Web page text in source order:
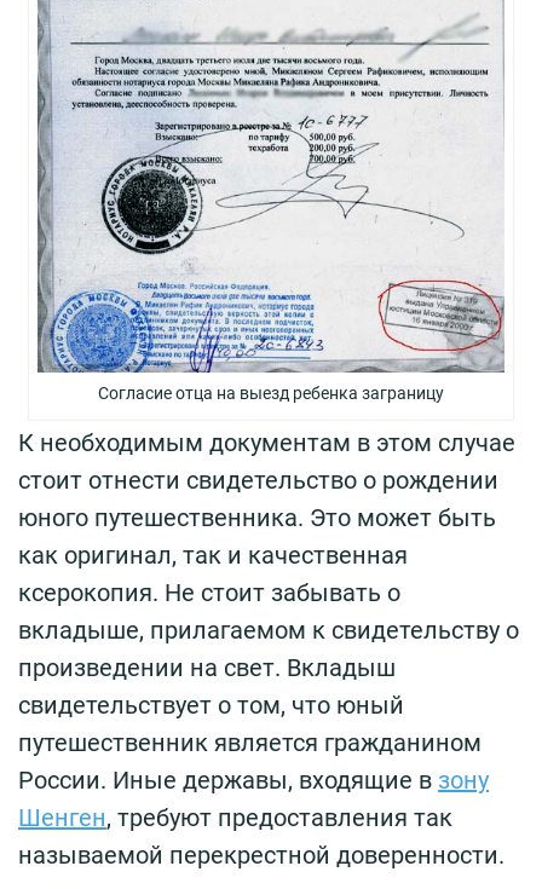
Согласие отца на выезд ребенка заграницу
К необходимым документам в этом случае
стоит отнести свидетельство о рождении
юного путешественника. Это может быть
как оригинал, так и качественная
ксерокопия. Не стоит забывать о
вкладыше, прилагаемом к свидетельству о
произведении на свет. Вкладыш
свидетельствует о том, что юный
путешественник является гражданином
России. Иные державы, входящие в зону
Шенген, требуют предоставления так
называемой перекрестной доверенности.